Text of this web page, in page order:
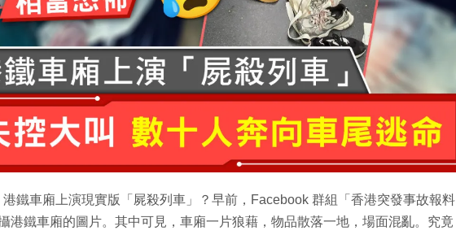
鐵車廂上演現實版「屍殺列車」？早前，Facebook 群組「香港突發事故報料
港鐵車廂的圖片。其中可見，車廂一片狼藉，物品散落一地，場面混亂。究竟